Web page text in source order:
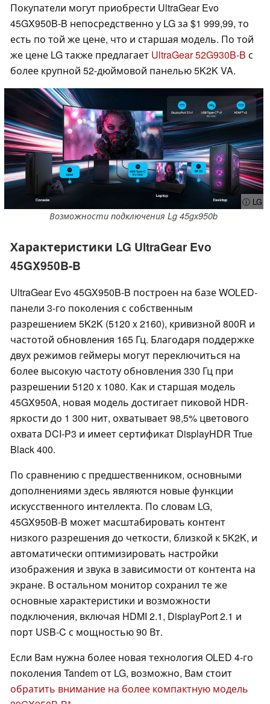
Покупатели могут приобрести UltraGear Evo
45GX950B-B непосредственно у LG за $1 999,99, то
есть по той же цене, что и старшая модель. По той
же цене LG также предлагает UltraGear 52G930B-B с
более крупной 52-дюймовой панелью 5K2K VA.
ⓘ LG
Возможности подключения Lg 45gx950b
Характеристики LG UltraGear Evo
45GX950B-B
UltraGear Evo 45GX950B-B построен на базе WOLED-
панели 3-го поколения с собственным
разрешением 5K2K (5120 x 2160), кривизной 800R и
частотой обновления 165 Гц. Благодаря поддержке
двух режимов геймеры могут переключиться на
более высокую частоту обновления 330 Гц при
разрешении 5120 x 1080. Как и старшая модель
45GX950A, новая модель достигает пиковой HDR-
яркости до 1 300 нит, охватывает 98,5% цветового
охвата DCI-P3 и имеет сертификат DisplayHDR True
Black 400.
По сравнению с предшественником, основными
дополнениями здесь являются новые функции
искусственного интеллекта. По словам LG,
45GX950B-B может масштабировать контент
низкого разрешения до четкости, близкой к 5K2K, и
автоматически оптимизировать настройки
изображения и звука в зависимости от контента на
экране. В остальном монитор сохранил те же
основные характеристики и возможности
подключения, включая HDMI 2.1, DisplayPort 2.1 и
порт USB-C с мощностью 90 Вт.
Если Вам нужна более новая технология OLED 4-го
поколения Tandem от LG, возможно, Вам стоит
обратить внимание на более компактную модель